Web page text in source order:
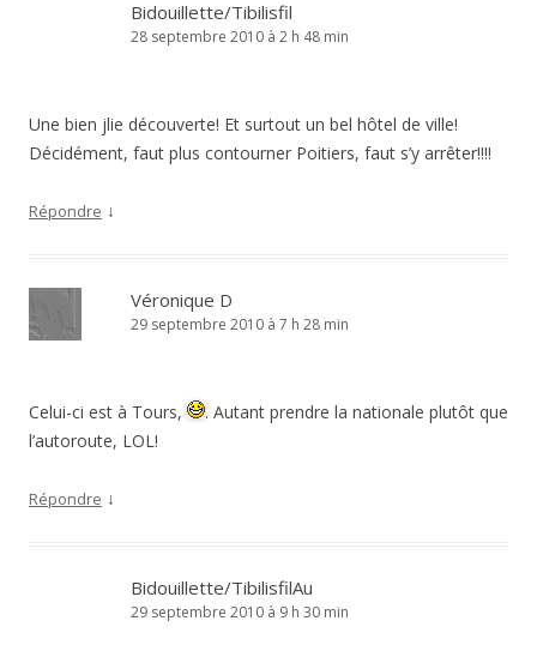
Bidouillette/Tibilisfil
28 septembre 2010 à 2 h 48 min
Une bien jlie découverte! Et surtout un bel hôtel de ville!
Décidément, faut plus contourner Poitiers, faut s’y arrêter!!!!
Répondre ↓
Véronique D
29 septembre 2010 à 7 h 28 min
Celui-ci est à Tours,
. Autant prendre la nationale plutôt que
l’autoroute, LOL!
Répondre ↓
Bidouillette/TibilisfilAu
29 septembre 2010 à 9 h 30 min